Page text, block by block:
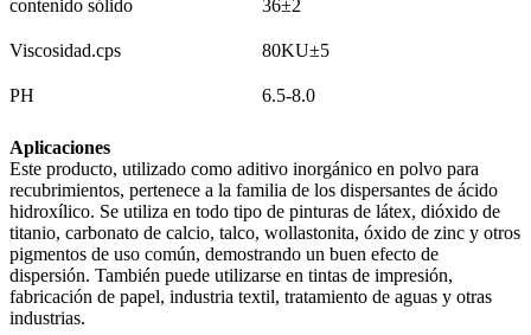
contenido sólido 36±2
Viscosidad.cps 80KU±5
PH 6.5-8.0
Aplicaciones
Este producto, utilizado como aditivo inorgánico en polvo para
recubrimientos, pertenece a la familia de los dispersantes de ácido
hidroxílico. Se utiliza en todo tipo de pinturas de látex, dióxido de
titanio, carbonato de calcio, talco, wollastonita, óxido de zinc y otros
pigmentos de uso común, demostrando un buen efecto de
dispersión. También puede utilizarse en tintas de impresión,
fabricación de papel, industria textil, tratamiento de aguas y otras
industrias.